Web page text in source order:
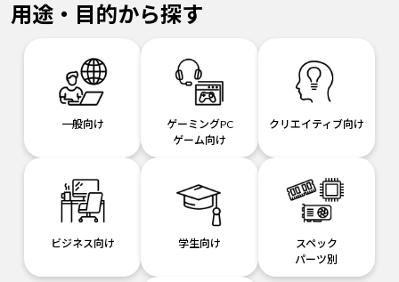
用途・目的から探す
一般向け
ゲーミングPC
ゲーム向け
クリエイティブ向け
ビジネス向け 学生向け
スペック
パーツ別